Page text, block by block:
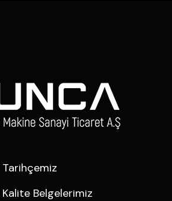
Tarihçemiz
Kalite Belgelerimiz